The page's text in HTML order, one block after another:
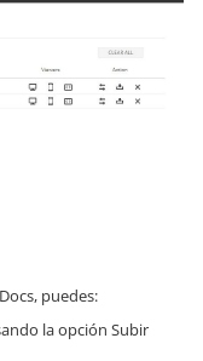
puedes:
la opción Subir